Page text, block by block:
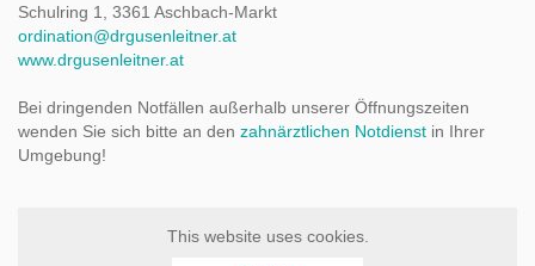
Schulring 1, 3361 Aschbach-Markt
ordination@drgusenleitner.at
www.drgusenleitner.at
Bei dringenden Notfällen außerhalb unserer Öffnungszeiten
wenden Sie sich bitte an den zahnärztlichen Notdienst in Ihrer
Umgebung!
This website uses cookies.